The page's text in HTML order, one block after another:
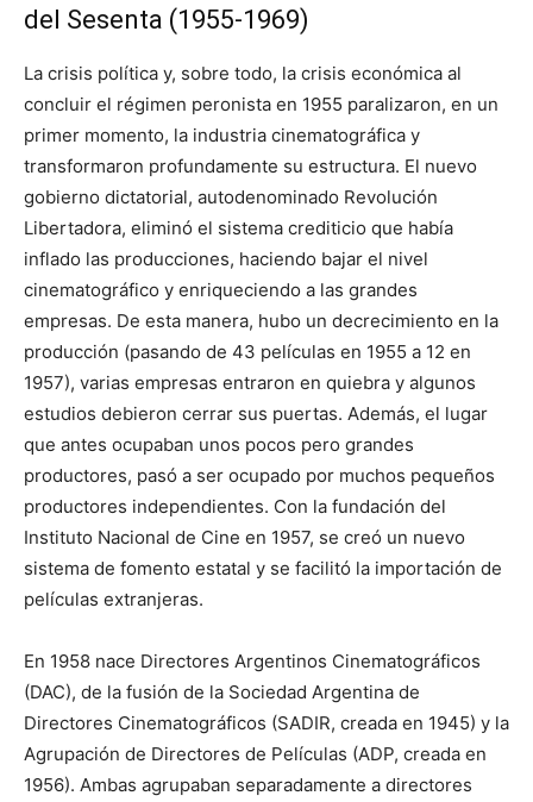
del Sesenta (1955-1969)
La crisis política y, sobre todo, la crisis económica al
concluir el régimen peronista en 1955 paralizaron, en un
primer momento, la industria cinematográfica y
transformaron profundamente su estructura.​ El nuevo
gobierno dictatorial, autodenominado Revolución
Libertadora, eliminó el sistema crediticio que había
inflado las producciones, haciendo bajar el nivel
cinematográfico y enriqueciendo a las grandes
empresas.​ De esta manera, hubo un decrecimiento en la
producción (pasando de 43 películas en 1955 a 12 en
1957), varias empresas entraron en quiebra y algunos
estudios debieron cerrar sus puertas.​ Además, el lugar
que antes ocupaban unos pocos pero grandes
productores, pasó a ser ocupado por muchos pequeños
productores independientes.​​ Con la fundación del
Instituto Nacional de Cine en 1957, se creó un nuevo
sistema de fomento estatal y se facilitó la importación de
películas extranjeras.​
En 1958 nace Directores Argentinos Cinematográficos
(DAC), de la fusión de la Sociedad Argentina de
Directores Cinematográficos (SADIR, creada en 1945) y la
Agrupación de Directores de Películas (ADP, creada en
1956). Ambas agrupaban separadamente a directores